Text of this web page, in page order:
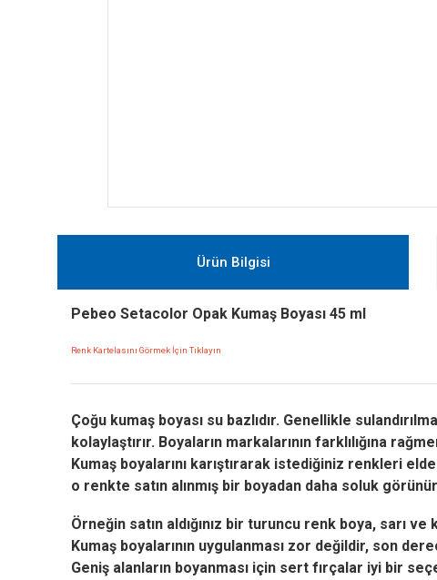
Ürün Bilgisi
Pebeo Setacolor Opak Kumaş Boyası 45 ml
Renk Kartelasını Görmek İçin Tıklayın
Çoğu kumaş boyası su bazlıdır. Genellikle
kolaylaştırır. Boyaların markalarının farklılığına
Kumaş boyalarını karıştırarak istediğiniz renkleri
o renkte satın alınmış bir boyadan daha soluk
Örneğin satın aldığınız bir turuncu renk boya, sarı
Kumaş boyalarının uygulanması zor değildir, son
Geniş alanların boyanması için sert fırçalar iyi bir